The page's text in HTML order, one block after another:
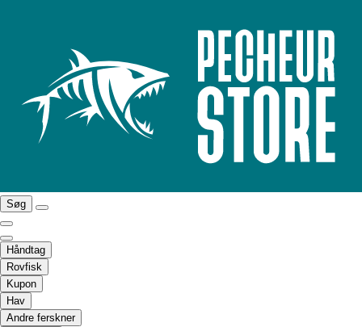
Søg
Håndtag
Rovfisk
Kupon
Hav
Andre ferskner